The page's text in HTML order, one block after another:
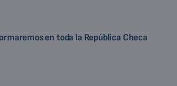
en toda la República Checa